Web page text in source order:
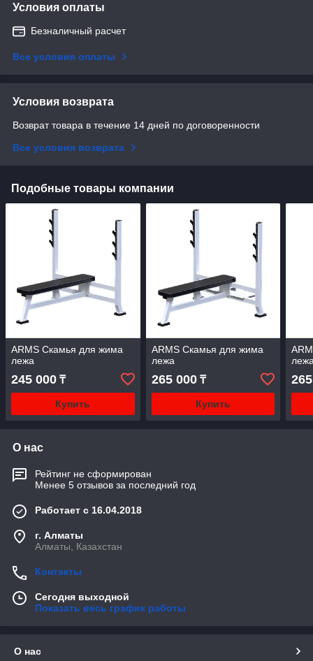
Условия оплаты
Безналичный расчет
Все условия оплаты
Условия возврата
Возврат товара в течение 14 дней по договоренности
Все условия возврата
Подобные товары компании
ARMS Скамья для жима
лежа
245 000 ₸
Купить
ARMS Скамья для жима
лежа
265 000₸
Купить
О нас
Рейтинг не сформирован
Менее 5 отзывов за последний год
Работает с 16.04.2018
г. Алматы
Алматы, Казахстан
Контакты
Сегодня выходной
Показать весь график работы
О нас